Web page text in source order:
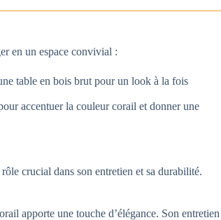
en un espace convivial :
table en bois brut pour un look à la fois
accentuer la couleur corail et donner une
crucial dans son entretien et sa durabilité.
apporte une touche d’élégance. Son entretien